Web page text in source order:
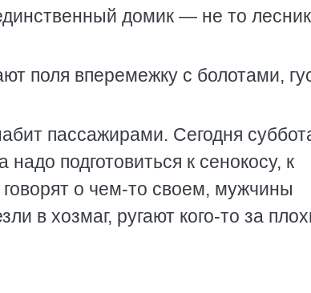
домик — не то
поля вперемежку с болотами,
пассажирами. Сегодня
подготовиться к сенокосу, к
о чем-то своем, мужчины
в хозмаг, ругают кого-то за